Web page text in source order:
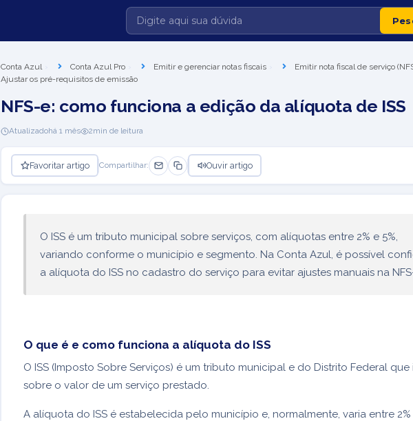
Conta Azul Conta Azul Pro Emitir e gerenciar notas fiscais
Emitir nota fiscal de serviço
Ajustar os pré-requisitos de emissão
NFS-e: como funciona a edição da alíquota de ISS
Atualizadohá 1 mês 2min de leitura
Favoritar artigo Compartilhar: Ouvir artigo
O ISS é um tributo municipal sobre serviços, com alíquotas entre 2% e 5%,
variando conforme o município e segmento. Na Conta Azul, é possível
a alíquota do ISS no cadastro do serviço para evitar ajustes manuais na
O que é e como funciona a alíquota do ISS
O ISS (Imposto Sobre Serviços) é um tributo municipal e do Distrito Federal
sobre o valor de um serviço prestado.
A alíquota do ISS é estabelecida pelo município e, normalmente, varia entre 2%